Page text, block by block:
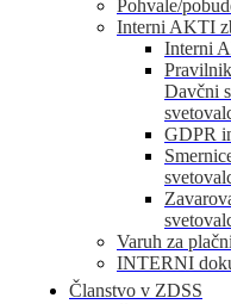
Pohvale/
Interni AKTI
Interni
Davčni
GDPR
Varuh za
INTERNI
Članstvo v ZDSS